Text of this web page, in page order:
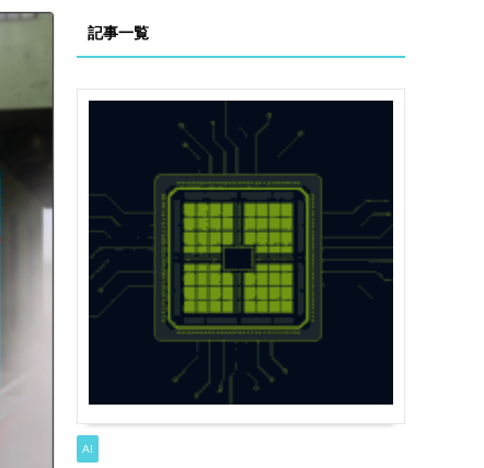
記事一覧
AI